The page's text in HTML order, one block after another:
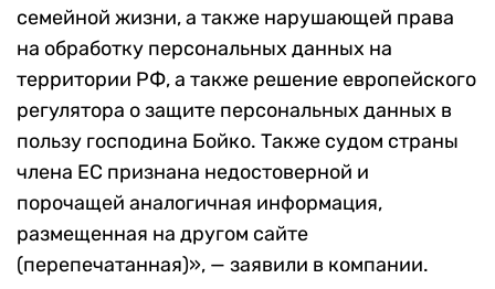
семейной жизни, а также нарушающей права
на обработку персональных данных на
территории РФ, а также решение европейского
регулятора о защите персональных данных в
пользу господина Бойко. Также судом страны
члена ЕС признана недостоверной и
порочащей аналогичная информация,
размещенная на другом сайте
(перепечатанная)», — заявили в компании.